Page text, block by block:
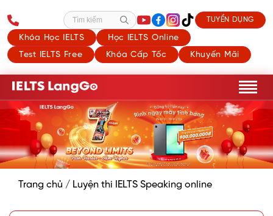
Khóa Học IELTS
Học IELTS Online
Test IELTS Free
Khóa Cấp Tốc Khuyến Mãi
Tìm kiếm TUYỂN DỤNG
Trang chủ / Luyện thi IELTS Speaking online